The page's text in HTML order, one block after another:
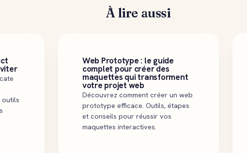
À lire aussi
outils
Web Prototype : le guide
complet pour créer des
maquettes qui transforment
votre projet web
Découvrez comment créer un web
prototype efficace. Outils, étapes
et conseils pour réussir vos
maquettes interactives.